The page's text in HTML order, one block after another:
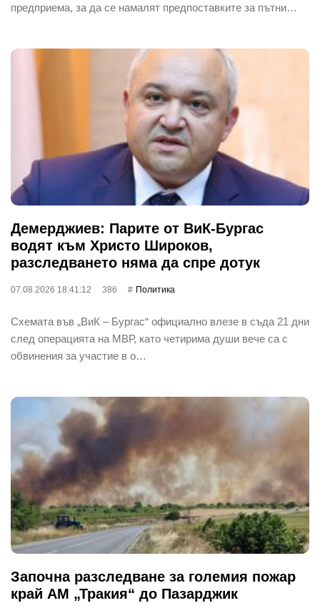
предприема, за да се намалят предпоставките за пътни…
Демерджиев: Парите от ВиК-Бургас
водят към Христо Широков,
разследването няма да спре дотук
07.08.2026 18:41:12 386 Политика
Схемата във „ВиК – Бургас“ официално влезе в съда 21 дни
след операцията на МВР, като четирима души вече са с
обвинения за участие в о…
Започна разследване за големия пожар
край АМ „Тракия“ до Пазарджик